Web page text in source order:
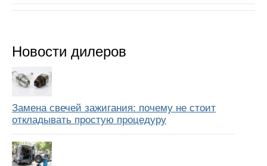
Новости дилеров
Замена свечей зажигания: почему не стоит
откладывать простую процедуру